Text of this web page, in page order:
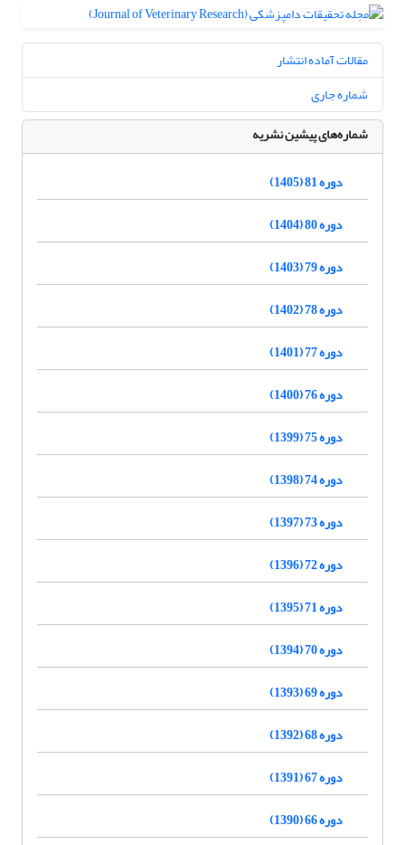
مقالات آماده انتشار
شماره جاری
شماره‌های پیشین نشریه
دوره 81 (1405)
دوره 80 (1404)
دوره 79 (1403)
دوره 78 (1402)
دوره 77 (1401)
دوره 76 (1400)
دوره 75 (1399)
دوره 74 (1398)
دوره 73 (1397)
دوره 72 (1396)
دوره 71 (1395)
دوره 70 (1394)
دوره 69 (1393)
دوره 68 (1392)
دوره 67 (1391)
دوره 66 (1390)